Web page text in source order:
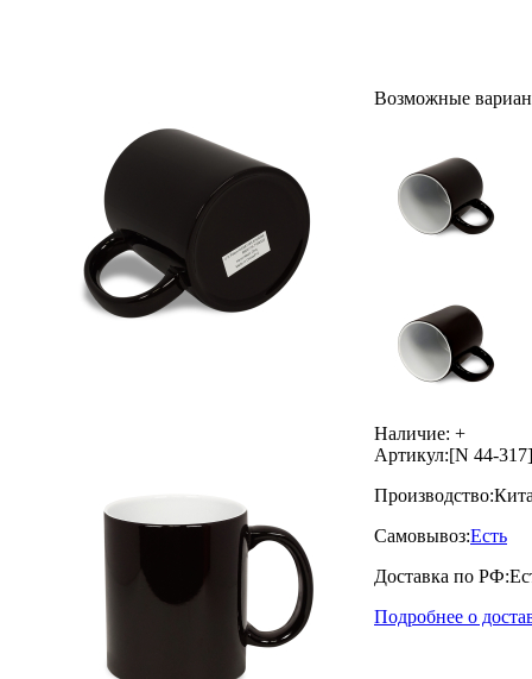
Возможные
Наличие: +
Артикул:[N 44-317]
Производство:
Самовывоз:Есть
Доставка по РФ:
Подробнее о